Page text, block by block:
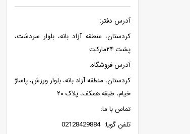
آدرس دفتر:
کردستان، منطقه آزاد بانه، بلوار سردشت،
پشت ۲۴مارکت
آدرس فروشگاه:
کردستان، منطقه آزاد بانه، بلوار ورزش، پاساژ
خیام، طبقه همکف، پلاک ۲۰
تماس با ما:
تلفن گویا: 02128429884